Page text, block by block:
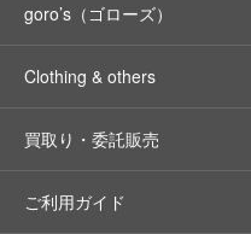
goro’s（ゴローズ）
Clothing & others
買取り・委託販売
ご利用ガイド